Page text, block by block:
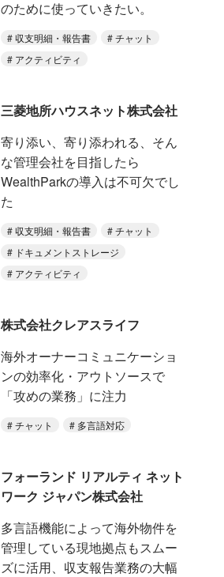
のために使っていきたい。
収支明細・報告書
チャット
アクティビティ
三菱地所ハウスネット株式会社
寄り添い、寄り添われる、そん
な管理会社を目指したら
WealthParkの導入は不可欠でし
た
収支明細・報告書
チャット
ドキュメントストレージ
アクティビティ
株式会社クレアスライフ
海外オーナーコミュニケーショ
ンの効率化・アウトソースで
「攻めの業務」に注力
チャット 多言語対応
フォーランド リアルティ ネット
ワーク ジャパン株式会社
多言語機能によって海外物件を
管理している現地拠点もスムー
ズに活用、収支報告業務の大幅